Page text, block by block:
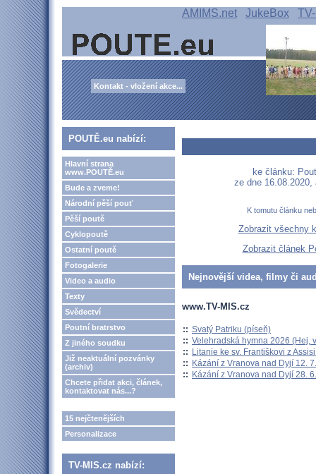
AMIMS.net JukeBox
Kontakt - vložení akce...
POUTĚ.eu nabízí:
Hlavní strana
www.POUTĚ.eu
Bude a zveme!
Národní pěší pouť
Pěší poutě
Cyklopoutě
Ostatní poutě
Fotogalerie
Video a audio
Texty
Svědectví
Poutní bratrstvo
Z jiného soudku
Již neaktuální pozvánky
(archiv)
Chcete přidat akci, článek,
kontaktovat nás...?
15 nejčtenějších
Personalizace
TV-MIS.cz nabízí:
ke článku:
ze dne
K tomutu článku
Zobrazit všechny
Zobrazit článek
Nejnovější videa, filmy či
www.TV-MIS.cz
:: Svatý Patriku (píseň)
:: Velehradská hymna 2026 (Hej,
:: Litanie ke sv. Františkovi z
:: Kázání z Vranova nad Dyjí 12.
:: Kázání z Vranova nad Dyjí 28.